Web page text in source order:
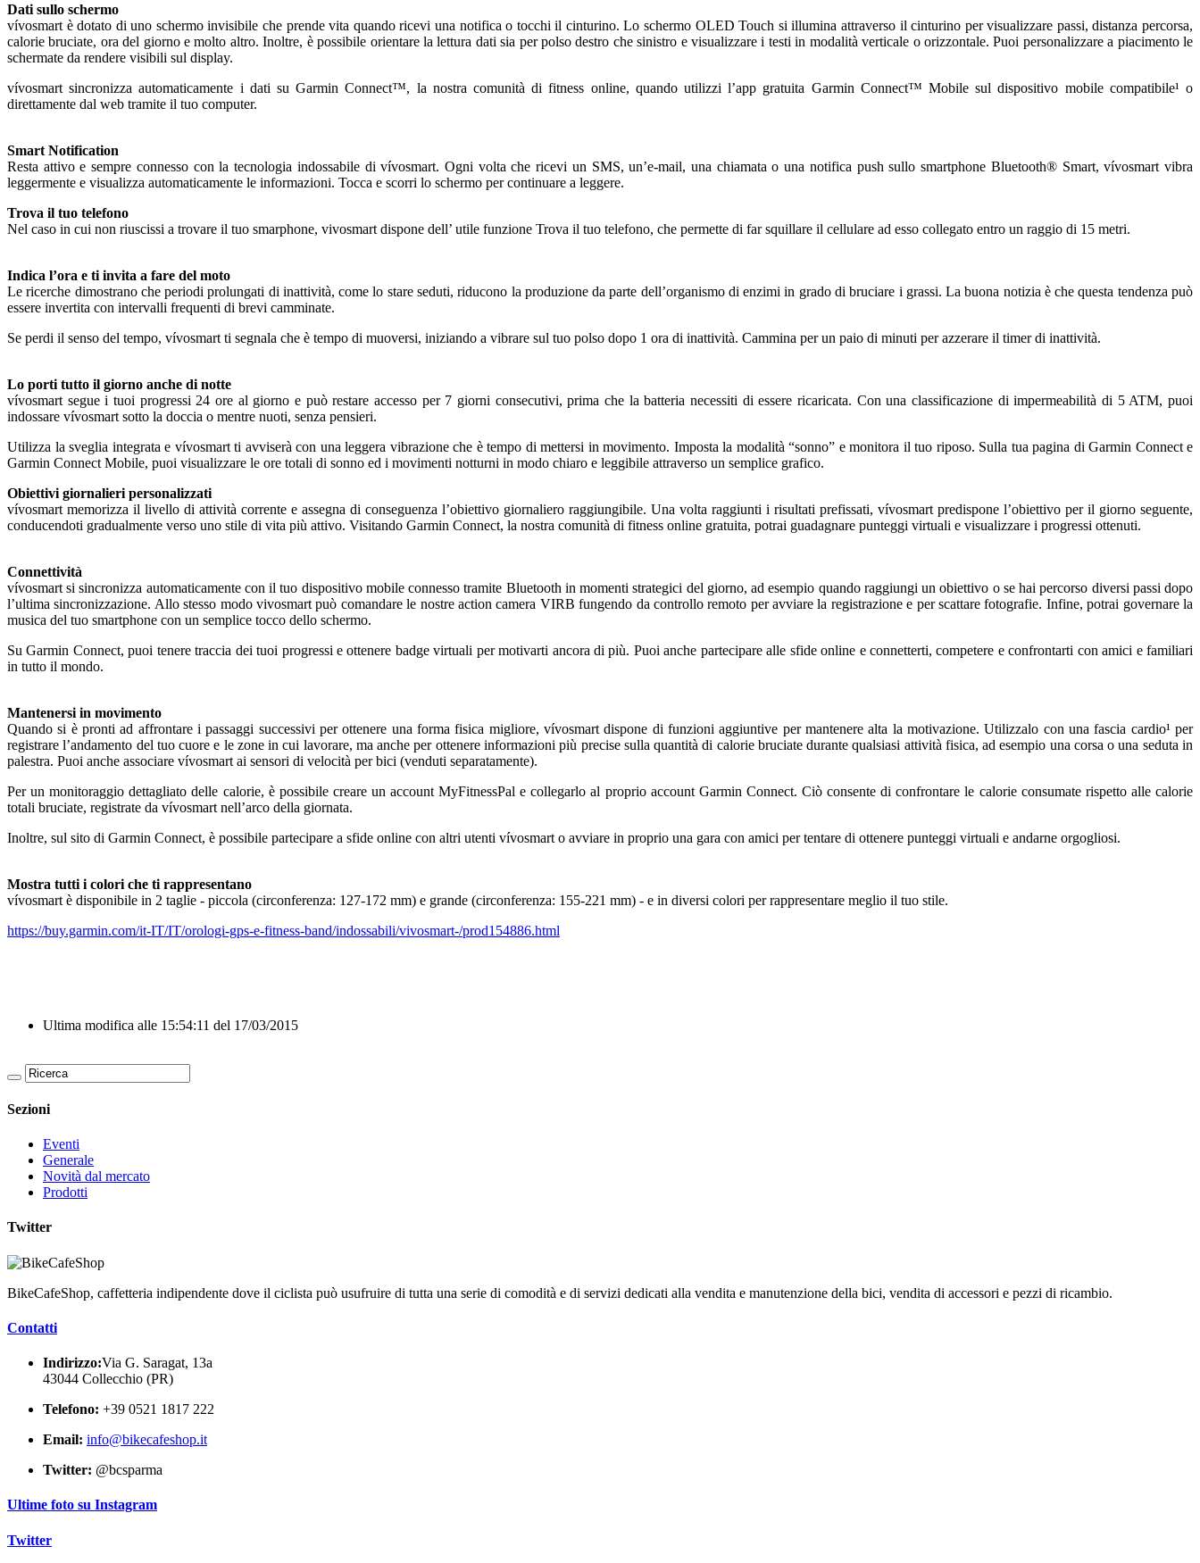
Dati sullo schermo
vívosmart è dotato di uno schermo invisibile che prende vita quando ricevi una notifica o tocchi il cinturino. Lo schermo OLED Touch si illumina attraverso il cinturino per visualizzare passi, distanza percorsa,
calorie bruciate, ora del giorno e molto altro. Inoltre, è possibile orientare la lettura dati sia per polso destro che sinistro e visualizzare i testi in modalità verticale o orizzontale. Puoi personalizzare a piacimento le
schermate da rendere visibili sul display.
vívosmart sincronizza automaticamente i dati su Garmin Connect™, la nostra comunità di fitness online, quando utilizzi l’app gratuita Garmin Connect™ Mobile sul dispositivo mobile compatibile¹ o
direttamente dal web tramite il tuo computer.
Smart Notification
Resta attivo e sempre connesso con la tecnologia indossabile di vívosmart. Ogni volta che ricevi un SMS, un’e-mail, una chiamata o una notifica push sullo smartphone Bluetooth® Smart, vívosmart vibra
leggermente e visualizza automaticamente le informazioni. Tocca e scorri lo schermo per continuare a leggere.
Trova il tuo telefono
Nel caso in cui non riuscissi a trovare il tuo smarphone, vivosmart dispone dell’ utile funzione Trova il tuo telefono, che permette di far squillare il cellulare ad esso collegato entro un raggio di 15 metri.
Indica l’ora e ti invita a fare del moto
Le ricerche dimostrano che periodi prolungati di inattività, come lo stare seduti, riducono la produzione da parte dell’organismo di enzimi in grado di bruciare i grassi. La buona notizia è che questa tendenza può
essere invertita con intervalli frequenti di brevi camminate.
Se perdi il senso del tempo, vívosmart ti segnala che è tempo di muoversi, iniziando a vibrare sul tuo polso dopo 1 ora di inattività. Cammina per un paio di minuti per azzerare il timer di inattività.
Lo porti tutto il giorno anche di notte
vívosmart segue i tuoi progressi 24 ore al giorno e può restare accesso per 7 giorni consecutivi, prima che la batteria necessiti di essere ricaricata. Con una classificazione di impermeabilità di 5 ATM, puoi
indossare vívosmart sotto la doccia o mentre nuoti, senza pensieri.
Utilizza la sveglia integrata e vívosmart ti avviserà con una leggera vibrazione che è tempo di mettersi in movimento. Imposta la modalità “sonno” e monitora il tuo riposo. Sulla tua pagina di Garmin Connect e
Garmin Connect Mobile, puoi visualizzare le ore totali di sonno ed i movimenti notturni in modo chiaro e leggibile attraverso un semplice grafico.
Obiettivi giornalieri personalizzati
vívosmart memorizza il livello di attività corrente e assegna di conseguenza l’obiettivo giornaliero raggiungibile. Una volta raggiunti i risultati prefissati, vívosmart predispone l’obiettivo per il giorno seguente,
conducendoti gradualmente verso uno stile di vita più attivo. Visitando Garmin Connect, la nostra comunità di fitness online gratuita, potrai guadagnare punteggi virtuali e visualizzare i progressi ottenuti.
Connettività
vívosmart si sincronizza automaticamente con il tuo dispositivo mobile connesso tramite Bluetooth in momenti strategici del giorno, ad esempio quando raggiungi un obiettivo o se hai percorso diversi passi dopo
l’ultima sincronizzazione. Allo stesso modo vivosmart può comandare le nostre action camera VIRB fungendo da controllo remoto per avviare la registrazione e per scattare fotografie. Infine, potrai governare la
musica del tuo smartphone con un semplice tocco dello schermo.
Su Garmin Connect, puoi tenere traccia dei tuoi progressi e ottenere badge virtuali per motivarti ancora di più. Puoi anche partecipare alle sfide online e connetterti, competere e confrontarti con amici e familiari
in tutto il mondo.
Mantenersi in movimento
Quando si è pronti ad affrontare i passaggi successivi per ottenere una forma fisica migliore, vívosmart dispone di funzioni aggiuntive per mantenere alta la motivazione. Utilizzalo con una fascia cardio¹ per
registrare l’andamento del tuo cuore e le zone in cui lavorare, ma anche per ottenere informazioni più precise sulla quantità di calorie bruciate durante qualsiasi attività fisica, ad esempio una corsa o una seduta in
palestra. Puoi anche associare vívosmart ai sensori di velocità per bici (venduti separatamente).
Per un monitoraggio dettagliato delle calorie, è possibile creare un account MyFitnessPal e collegarlo al proprio account Garmin Connect. Ciò consente di confrontare le calorie consumate rispetto alle calorie
totali bruciate, registrate da vívosmart nell’arco della giornata.
Inoltre, sul sito di Garmin Connect, è possibile partecipare a sfide online con altri utenti vívosmart o avviare in proprio una gara con amici per tentare di ottenere punteggi virtuali e andarne orgogliosi.
Mostra tutti i colori che ti rappresentano
vívosmart è disponibile in 2 taglie - piccola (circonferenza: 127-172 mm) e grande (circonferenza: 155-221 mm) - e in diversi colori per rappresentare meglio il tuo stile.
https://buy.garmin.com/it-IT/IT/orologi-gps-e-fitness-band/indossabili/vivosmart-/prod154886.html
Ultima modifica alle 15:54:11 del 17/03/2015
Sezioni
Eventi
Generale
Novità dal mercato
Prodotti
Twitter
BikeCafeShop, caffetteria indipendente dove il ciclista può usufruire di tutta una serie di comodità e di servizi dedicati alla vendita e manutenzione della bici, vendita di accessori e pezzi di ricambio.
Contatti
Indirizzo:Via G. Saragat, 13a
43044 Collecchio (PR)
Telefono: +39 0521 1817 222
Email: info@bikecafeshop.it
Twitter: @bcsparma
Ultime foto su Instagram
Twitter